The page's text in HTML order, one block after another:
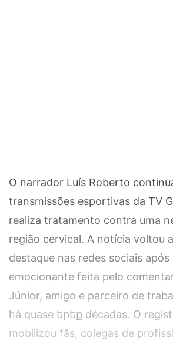
O narrador Luís Roberto
transmissões esportivas da TV
realiza tratamento contra uma
região cervical. A notícia voltou
destaque nas redes sociais
emocionante feita pelo
Júnior, amigo e parceiro de
há quase երեք décadas. O
mobilizou fãs, colegas de